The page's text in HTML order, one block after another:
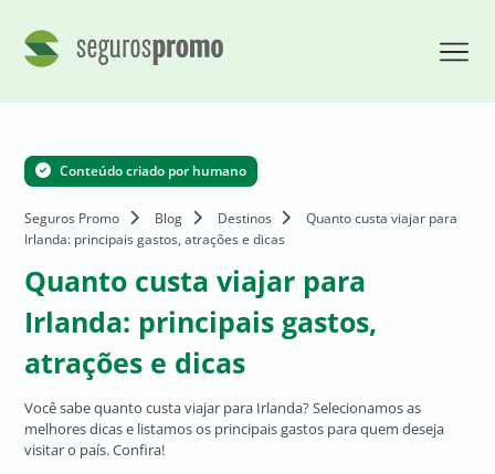
Conteúdo criado por humano
Seguros Promo Blog Destinos
Quanto custa viajar para
Irlanda: principais gastos, atrações e dicas
Quanto custa viajar para
Irlanda: principais gastos,
atrações e dicas
Você sabe quanto custa viajar para Irlanda? Selecionamos as
melhores dicas e listamos os principais gastos para quem deseja
visitar o país. Confira!